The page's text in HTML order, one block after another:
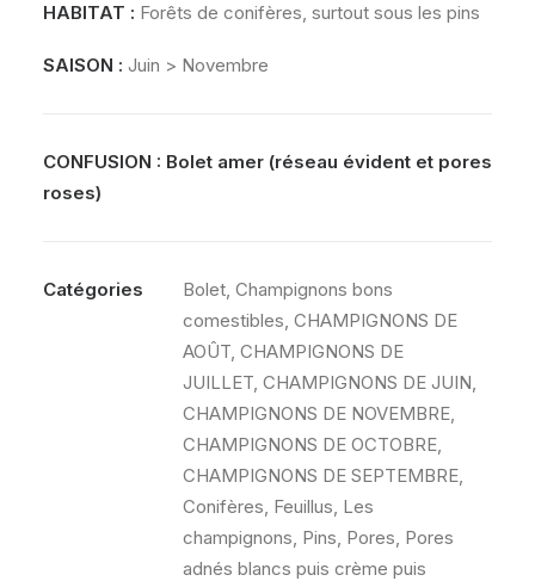
HABITAT : Forêts de conifères, surtout sous les pins
SAISON : Juin > Novembre
CONFUSION : Bolet amer (réseau évident et pores
roses)
Catégories Bolet, Champignons bons
comestibles, CHAMPIGNONS DE
AOÛT, CHAMPIGNONS DE
JUILLET, CHAMPIGNONS DE JUIN,
CHAMPIGNONS DE NOVEMBRE,
CHAMPIGNONS DE OCTOBRE,
CHAMPIGNONS DE SEPTEMBRE,
Conifères, Feuillus, Les
champignons, Pins, Pores, Pores
adnés blancs puis crème puis